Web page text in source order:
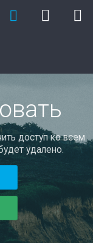
доступ ко всем
удалено.